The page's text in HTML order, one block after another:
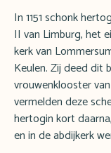
In 1151 schonk
II van Limburg, het
kerk van
Keulen. Zij deed dit
vrouwenklooster
vermelden deze
hertogin kort
en in de abdijkerk